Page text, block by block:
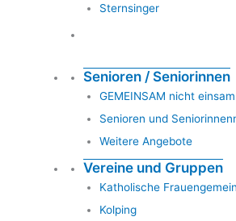
Sternsinger
Senioren / Seniorinnen
GEMEINSAM nicht einsam
Senioren und
Weitere Angebote
Vereine und Gruppen
Katholische
Kolping